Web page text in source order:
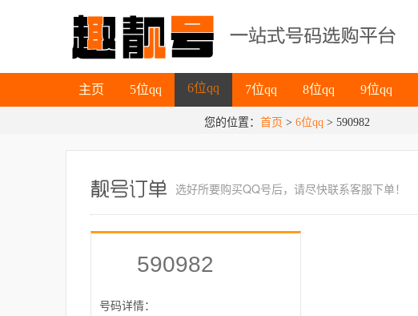
主页
主页
5位qq
5位qq
6位qq
6位qq 7位qq 8位qq 9位qq
您的位置：首页 >6位qq > 590982
选好所要购买QQ号后，请尽快联系客服下单！
590982
号码详情：